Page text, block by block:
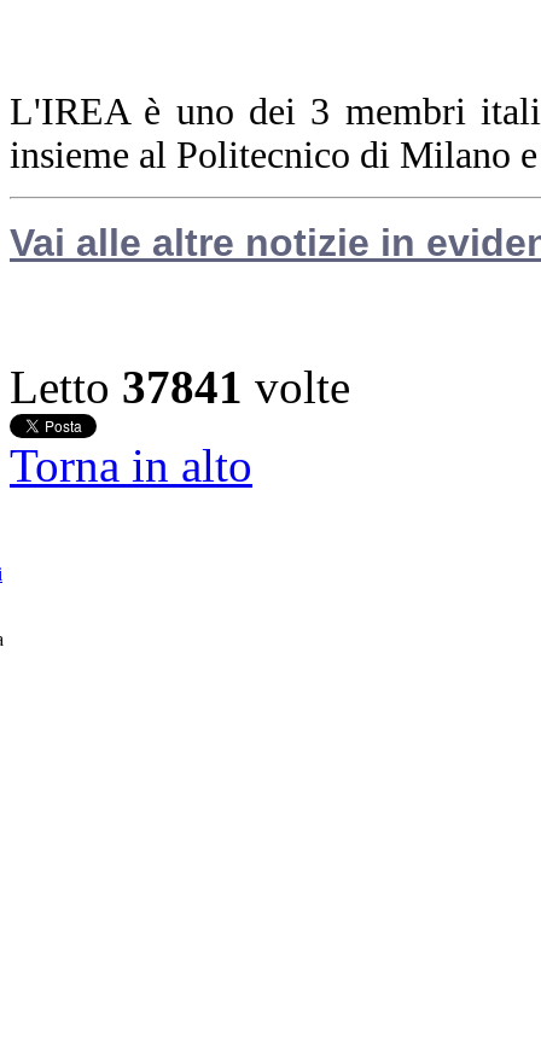
L'IREA è uno dei 3 membri
insieme al Politecnico di Milano
Vai alle altre notizie in
Letto 37841 volte
Torna in alto